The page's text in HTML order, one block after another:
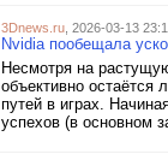
3Dnews.ru , 2026-03-13
Nvidia пообещала
Несмотря на
объективно остаётся
путей в играх.
успехов (в основном